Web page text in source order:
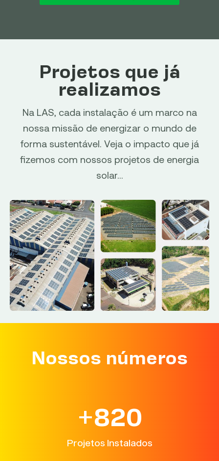
Projetos que já
realizamos
Na LAS, cada instalação é um marco na
nossa missão de energizar o mundo de
forma sustentável. Veja o impacto que já
fizemos com nossos projetos de energia
solar…
Nossos números
Projetos Instalados
+820